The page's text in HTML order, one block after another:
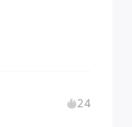
24